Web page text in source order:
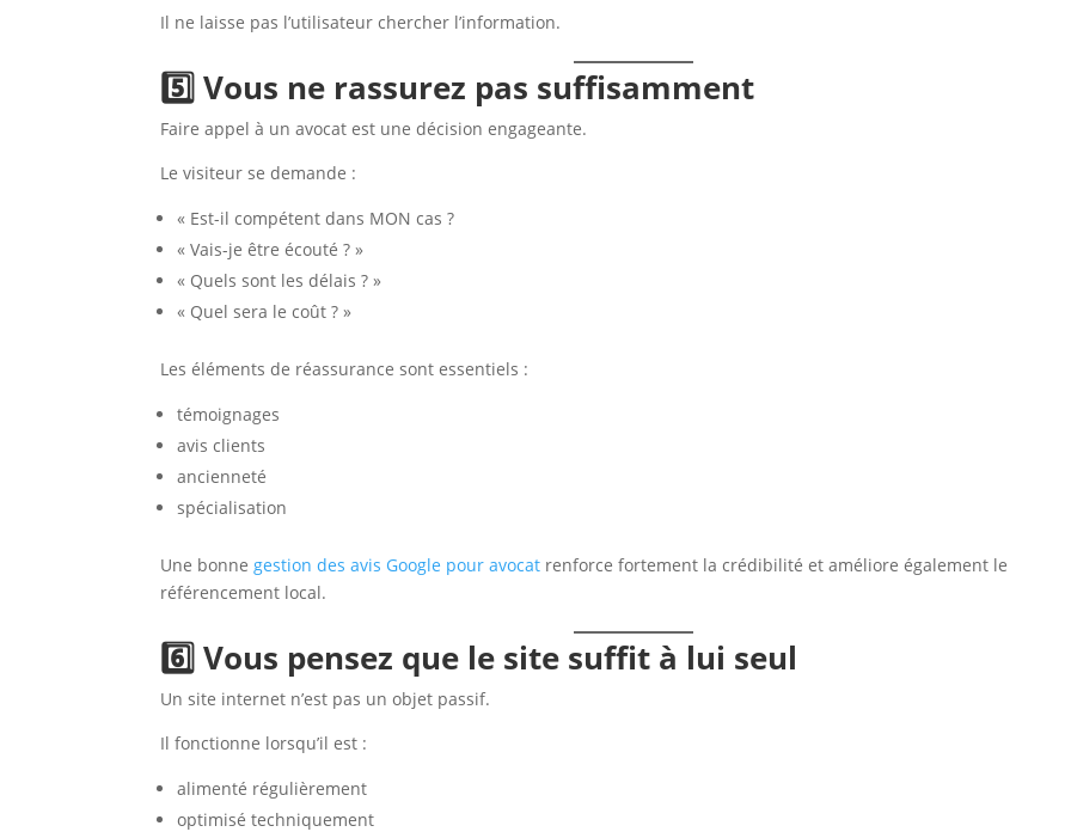
Il ne laisse pas l’utilisateur chercher l’information.
5️⃣ Vous ne rassurez pas suffisamment
Faire appel à un avocat est une décision engageante.
Le visiteur se demande :
« Est-il compétent dans MON cas ?
« Vais-je être écouté ? »
« Quels sont les délais ? »
« Quel sera le coût ? »
Les éléments de réassurance sont essentiels :
témoignages
avis clients
ancienneté
spécialisation
Une bonnegestion des avis Google pour avocat renforce fortement la crédibilité et améliore également le
référencement local.
6️⃣ Vous pensez que le site suffit à lui seul
Un site internet n’est pas un objet passif.
Il fonctionne lorsqu’il est :
alimenté régulièrement
optimisé techniquement